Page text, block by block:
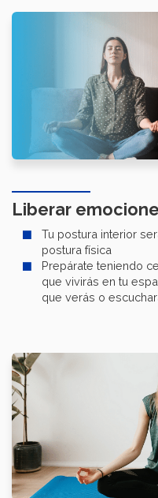
Liberar
Tu postura interior
postura física
Prepárate teniendo
que vivirás en tu
que verás o